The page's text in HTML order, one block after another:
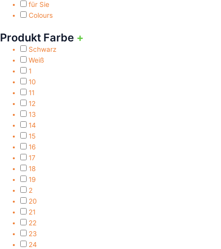
für Sie
Colours
Produkt Farbe +
Schwarz
Weiß
1
10
11
12
13
14
15
16
17
18
19
2
20
21
22
23
24